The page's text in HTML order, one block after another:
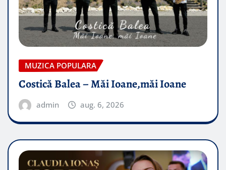
MUZICA POPULARA
Costică Balea – Măi Ioane,măi Ioane
admin aug. 6, 2026